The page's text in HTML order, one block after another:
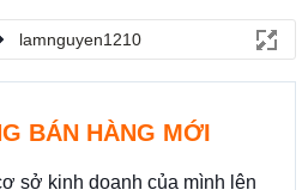
lamnguyen1210
BÁN HÀNG MỚI
sở kinh doanh của mình lên